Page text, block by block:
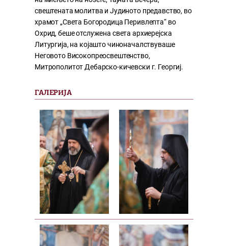
свештената молитва и Јудиното предавство, во
храмот „Света Богородица Перивлепта“ во
Охрид, беше отслужена света архиерејска
Литургија, на којашто чиноначалствуваше
Неговото Високопреосвештенство,
Митрополитот Дебарско-кичевски г. Георгиј.